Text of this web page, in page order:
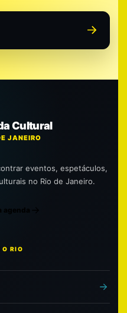
Cultural
JANEIRO
eventos, espetáculos,
no Rio de Janeiro.
O RIO